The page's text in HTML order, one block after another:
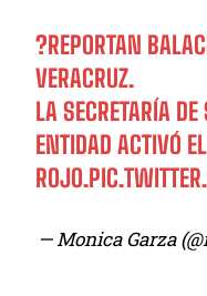
?REPORTAN
VERACRUZ.
LA SECRETARÍA
ENTIDAD ACTIVÓ
ROJO.
— Monica Garza